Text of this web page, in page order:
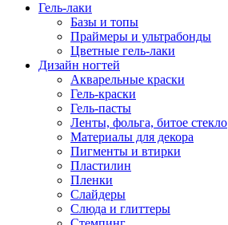
Гель-лаки
Базы и топы
Праймеры и ультрабонды
Цветные гель-лаки
Дизайн ногтей
Акварельные краски
Гель-краски
Гель-пасты
Ленты, фольга, битое стекло
Материалы для декора
Пигменты и втирки
Пластилин
Пленки
Слайдеры
Слюда и глиттеры